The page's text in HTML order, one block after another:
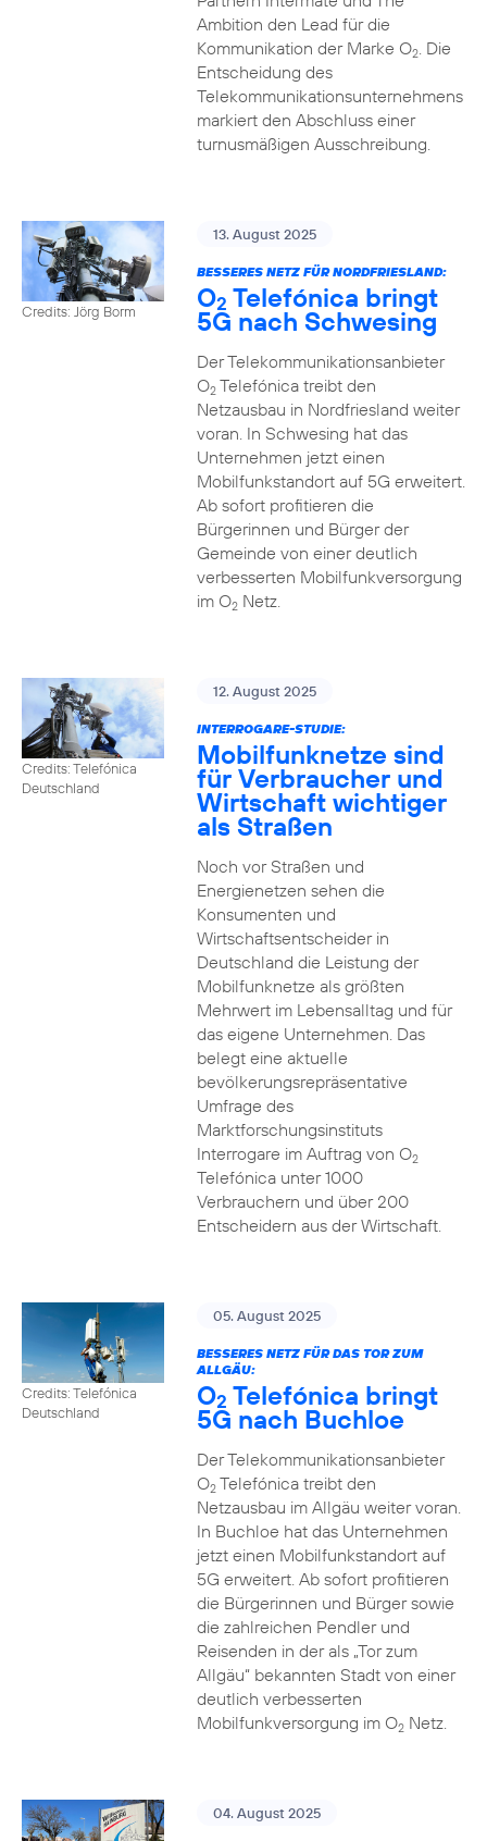
Ambition den Lead für die
Kommunikation der Marke O2. Die
Entscheidung des
Telekommunikationsunternehmens
markiert den Abschluss einer
turnusmäßigen Ausschreibung.
Credits: Jörg Borm
13. August 2025
BESSERES NETZ FÜR NORDFRIESLAND:
O2 Telefónica bringt
5G nach Schwesing
Der Telekommunikationsanbieter
O2Telefónica treibt den
Netzausbau in Nordfriesland weiter
voran. In Schwesing hat das
Unternehmen jetzt einen
Mobilfunkstandort auf 5G erweitert.
Ab sofort profitieren die
Bürgerinnen und Bürger der
Gemeinde von einer deutlich
verbesserten Mobilfunkversorgung
im O2Netz.
Credits: Telefónica
Deutschland
12. August 2025
INTERROGARE-STUDIE:
Mobilfunknetze sind
für Verbraucher und
Wirtschaft wichtiger
als Straßen
Noch vor Straßen und
Energienetzen sehen die
Konsumenten und
Wirtschaftsentscheider in
Deutschland die Leistung der
Mobilfunknetze als größten
Mehrwert im Lebensalltag und für
das eigene Unternehmen. Das
belegt eine aktuelle
bevölkerungsrepräsentative
Umfrage des
Marktforschungsinstituts
Interrogare im Auftrag von O2
Telefónica unter 1000
Verbrauchern und über 200
Entscheidern aus der Wirtschaft.
Credits: Telefónica
Deutschland
05. August 2025
BESSERES NETZ FÜR DAS TOR ZUM
ALLGÄU:
O2 Telefónica bringt
5G nach Buchloe
Der Telekommunikationsanbieter
O2Telefónica treibt den
Netzausbau im Allgäu weiter voran.
In Buchloe hat das Unternehmen
jetzt einen Mobilfunkstandort auf
5G erweitert. Ab sofort profitieren
die Bürgerinnen und Bürger sowie
die zahlreichen Pendler und
Reisenden in der als „Tor zum
Allgäu“ bekannten Stadt von einer
deutlich verbesserten
Mobilfunkversorgung im O2Netz.
04. August 2025